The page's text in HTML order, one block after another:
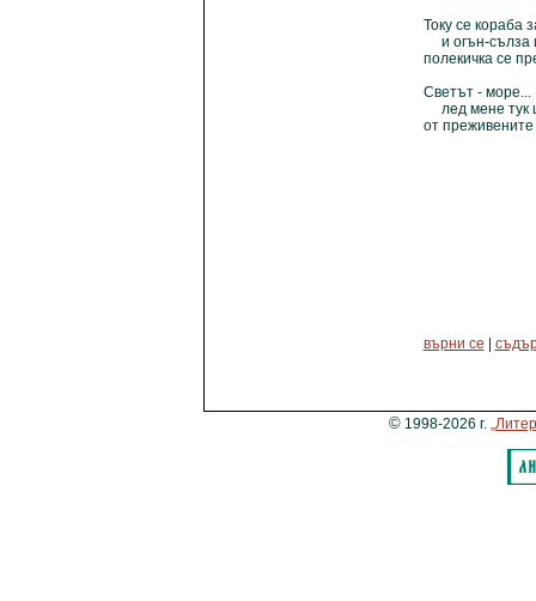
Току се кораба
и огън-сълза
полекичка се
Светът - море...
лед мене тук
от
върни се
©1998-2026 г.